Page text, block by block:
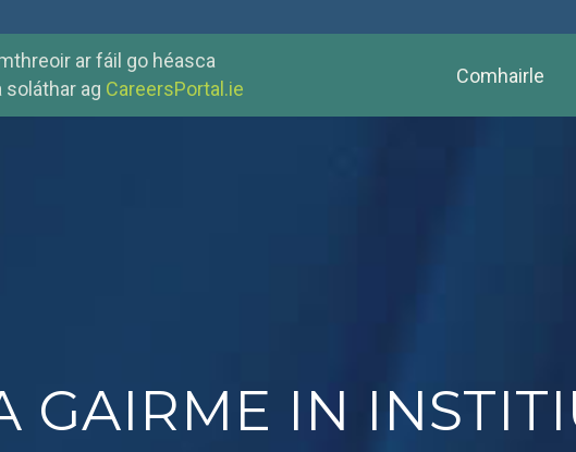
ar fáil go héasca
soláthar ag CareersPortal.ie
Comhairle
GAIRME IN